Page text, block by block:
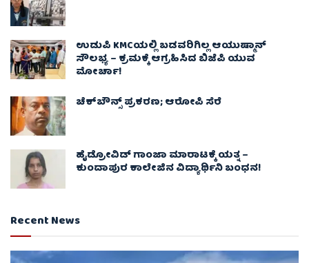
ಉಡುಪಿ KMCಯಲ್ಲಿ ಬಡವರಿಗಿಲ್ಲ ಆಯುಷ್ಮಾನ್
ಸೌಲಭ್ಯ – ಕ್ರಮಕ್ಕೆ ಆಗ್ರಹಿಸಿದ ಬಿಜೆಪಿ ಯುವ
ಮೋರ್ಚಾ!
ಚೆಕ್​ಬೌನ್ಸ್​ ಪ್ರಕರಣ; ಆರೋಪಿ ಸೆರೆ
ಹೈಡ್ರೋವಿಡ್ ಗಾಂಜಾ ಮಾರಾಟಕ್ಕೆ ಯತ್ನ –
ಕುಂದಾಪುರ ಕಾಲೇಜಿನ ವಿದ್ಯಾರ್ಥಿನಿ ಬಂಧನ!
Recent News